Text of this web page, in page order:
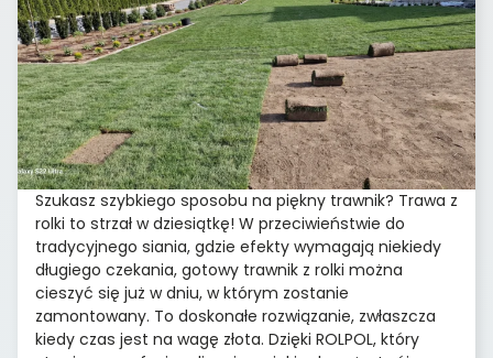
Szukasz szybkiego sposobu na piękny trawnik? Trawa z
rolki to strzał w dziesiątkę! W przeciwieństwie do
tradycyjnego siania, gdzie efekty wymagają niekiedy
długiego czekania, gotowy trawnik z rolki można
cieszyć się już w dniu, w którym zostanie
zamontowany. To doskonałe rozwiązanie, zwłaszcza
kiedy czas jest na wagę złota. Dzięki ROLPOL, który